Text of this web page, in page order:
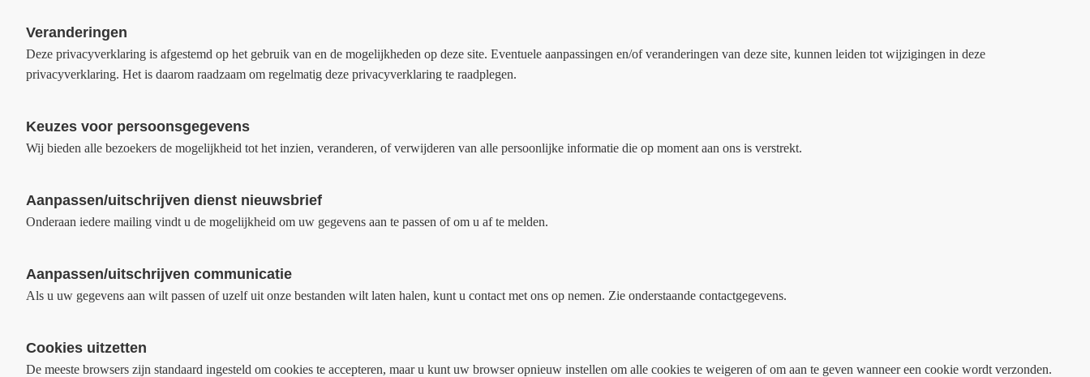
Veranderingen
Deze privacyverklaring is afgestemd op het gebruik van en de mogelijkheden op deze site. Eventuele aanpassingen en/of veranderingen van deze site, kunnen leiden tot wijzigingen in deze
privacyverklaring. Het is daarom raadzaam om regelmatig deze privacyverklaring te raadplegen.
Keuzes voor persoonsgegevens
Wij bieden alle bezoekers de mogelijkheid tot het inzien, veranderen, of verwijderen van alle persoonlijke informatie die op moment aan ons is verstrekt.
Aanpassen/uitschrijven dienst nieuwsbrief
Onderaan iedere mailing vindt u de mogelijkheid om uw gegevens aan te passen of om u af te melden.
Aanpassen/uitschrijven communicatie
Als u uw gegevens aan wilt passen of uzelf uit onze bestanden wilt laten halen, kunt u contact met ons op nemen. Zie onderstaande contactgegevens.
Cookies uitzetten
De meeste browsers zijn standaard ingesteld om cookies te accepteren, maar u kunt uw browser opnieuw instellen om alle cookies te weigeren of om aan te geven wanneer een cookie wordt verzonden.